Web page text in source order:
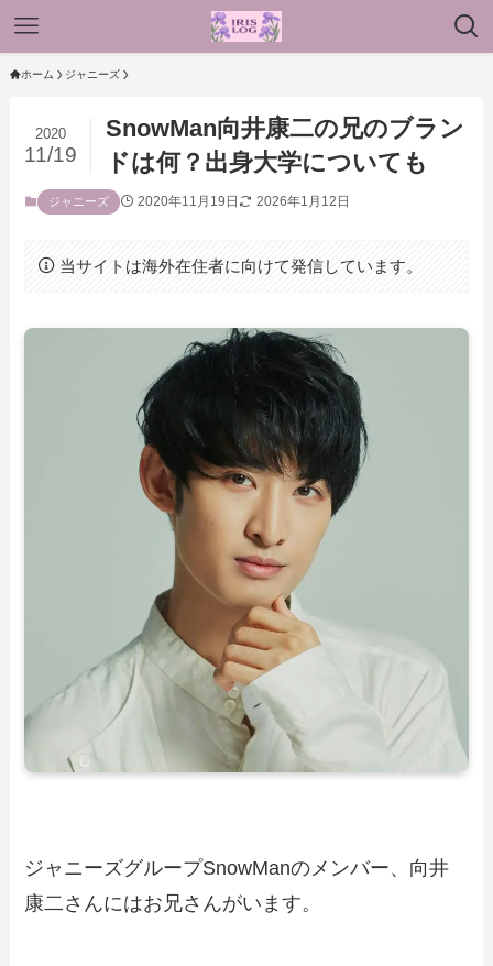
ホーム ジャニーズ
SnowMan向井康二の兄のブラン
ドは何？出身大学についても
2020
11/19
ジャニーズ 2020年11月19日 2026年1月12日
当サイトは海外在住者に向けて発信しています。
ジャニーズグループSnowManのメンバー、向井
康二さんにはお兄さんがいます。